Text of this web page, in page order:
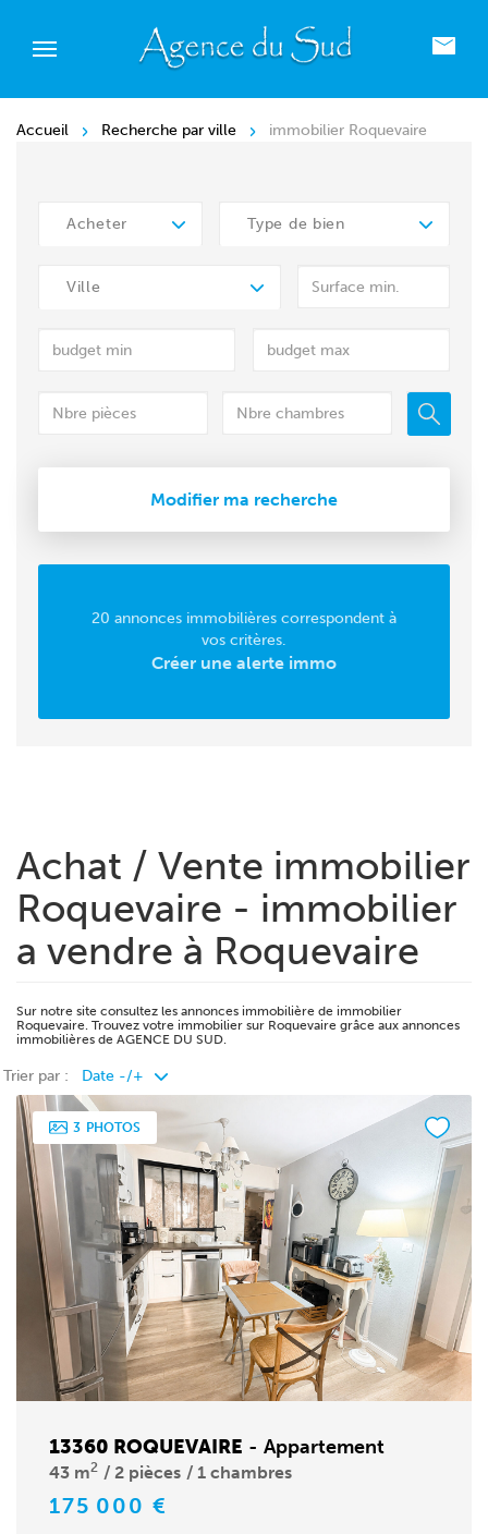
Accueil Recherche par ville immobilier Roquevaire
Acheter Type de bien
Ville
Modifier ma recherche
20 annonces immobilières correspondent à
vos critères.
Créer une alerte immo
Achat / Vente immobilier
Roquevaire - immobilier
a vendre à Roquevaire
Sur notre site consultez les annonces immobilière de immobilier
Roquevaire. Trouvez votre immobilier sur Roquevaire grâce aux annonces
immobilières de AGENCE DU SUD.
Trier par :
3 PHOTOS
13360 ROQUEVAIRE - Appartement
43 m2 2 pièces 1 chambres
175 000 €